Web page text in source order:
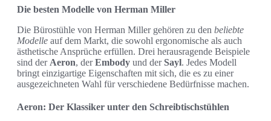
Die besten Modelle von Herman Miller
Die Bürostühle von Herman Miller gehören zu den beliebte
Modelle auf dem Markt, die sowohl ergonomische als auch
ästhetische Ansprüche erfüllen. Drei herausragende Beispiele
sind der Aeron, derEmbody und derSayl. Jedes Modell
bringt einzigartige Eigenschaften mit sich, die es zu einer
ausgezeichneten Wahl für verschiedene Bedürfnisse machen.
Aeron: Der Klassiker unter den Schreibtischstühlen